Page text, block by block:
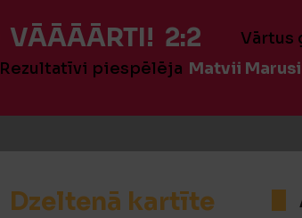
VĀĀĀĀRTI! 2:2 Vārtus
Rezultatīvi piespēlēja Matvii
Dzeltenā kartīte